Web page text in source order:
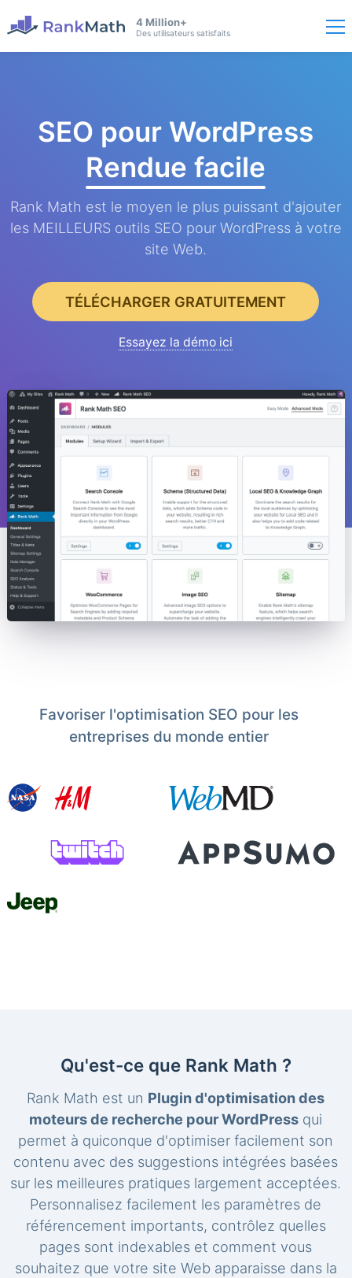
4 Million+
Des utilisateurs satisfaits
SEO pour WordPress
Rendue facile
Rank Math est le moyen le plus puissant d'ajouter
les MEILLEURS outils SEO pour WordPress à votre
site Web.
TÉLÉCHARGER GRATUITEMENT
Essayez la démo ici
Favoriser l'optimisation SEO pour les
entreprises du monde entier
Qu'est-ce que Rank Math ?
Rank Math est un Plugin d'optimisation des
moteurs de recherche pour WordPress qui
permet à quiconque d'optimiser facilement son
contenu avec des suggestions intégrées basées
sur les meilleures pratiques largement acceptées.
Personnalisez facilement les paramètres de
référencement importants, contrôlez quelles
pages sont indexables et comment vous
souhaitez que votre site Web apparaisse dans la